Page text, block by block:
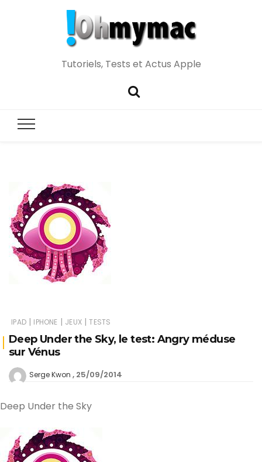
Tutoriels, Tests et Actus Apple
IPAD | IPHONE | JEUX | TESTS
Deep Under the Sky, le test: Angry méduse
sur Vénus
Serge Kwon 25/09/2014
Deep Under the Sky